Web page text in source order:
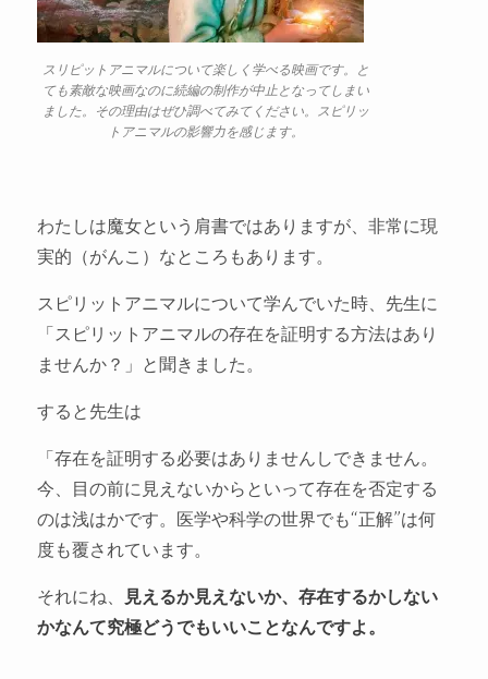
スリピットアニマルについて楽しく学べる映画です。と
ても素敵な映画なのに続編の制作が中止となってしまい
ました。その理由はぜひ調べてみてください。スピリッ
トアニマルの影響力を感じます。
わたしは魔女という肩書ではありますが、非常に現
実的（がんこ）なところもあります。
スピリットアニマルについて学んでいた時、先生に
「スピリットアニマルの存在を証明する方法はあり
ませんか？」と聞きました。
すると先生は
「存在を証明する必要はありませんしできません。
今、目の前に見えないからといって存在を否定する
のは浅はかです。医学や科学の世界でも“正解”は何
度も覆されています。
それにね、
見えるか見えないか、存在するかしない
かなんて究極どうでもいいことなんですよ。